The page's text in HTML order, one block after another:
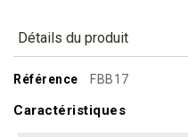
Détails du produit
Référence FBB17
Caractéristiques